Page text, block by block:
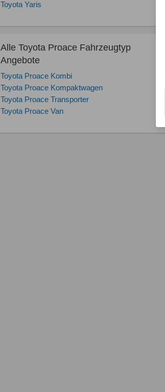
Toyota Yaris
Alle Toyota Proace Fahrzeugtyp
Angebote
Toyota Proace Kombi
Toyota Proace Kompaktwagen
Toyota Proace Transporter
Toyota Proace Van